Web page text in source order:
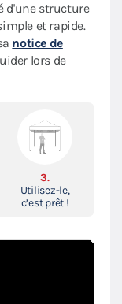
d'une structure
et rapide.
notice de
lors de
3.
Utilisez-le,
c’est prêt !